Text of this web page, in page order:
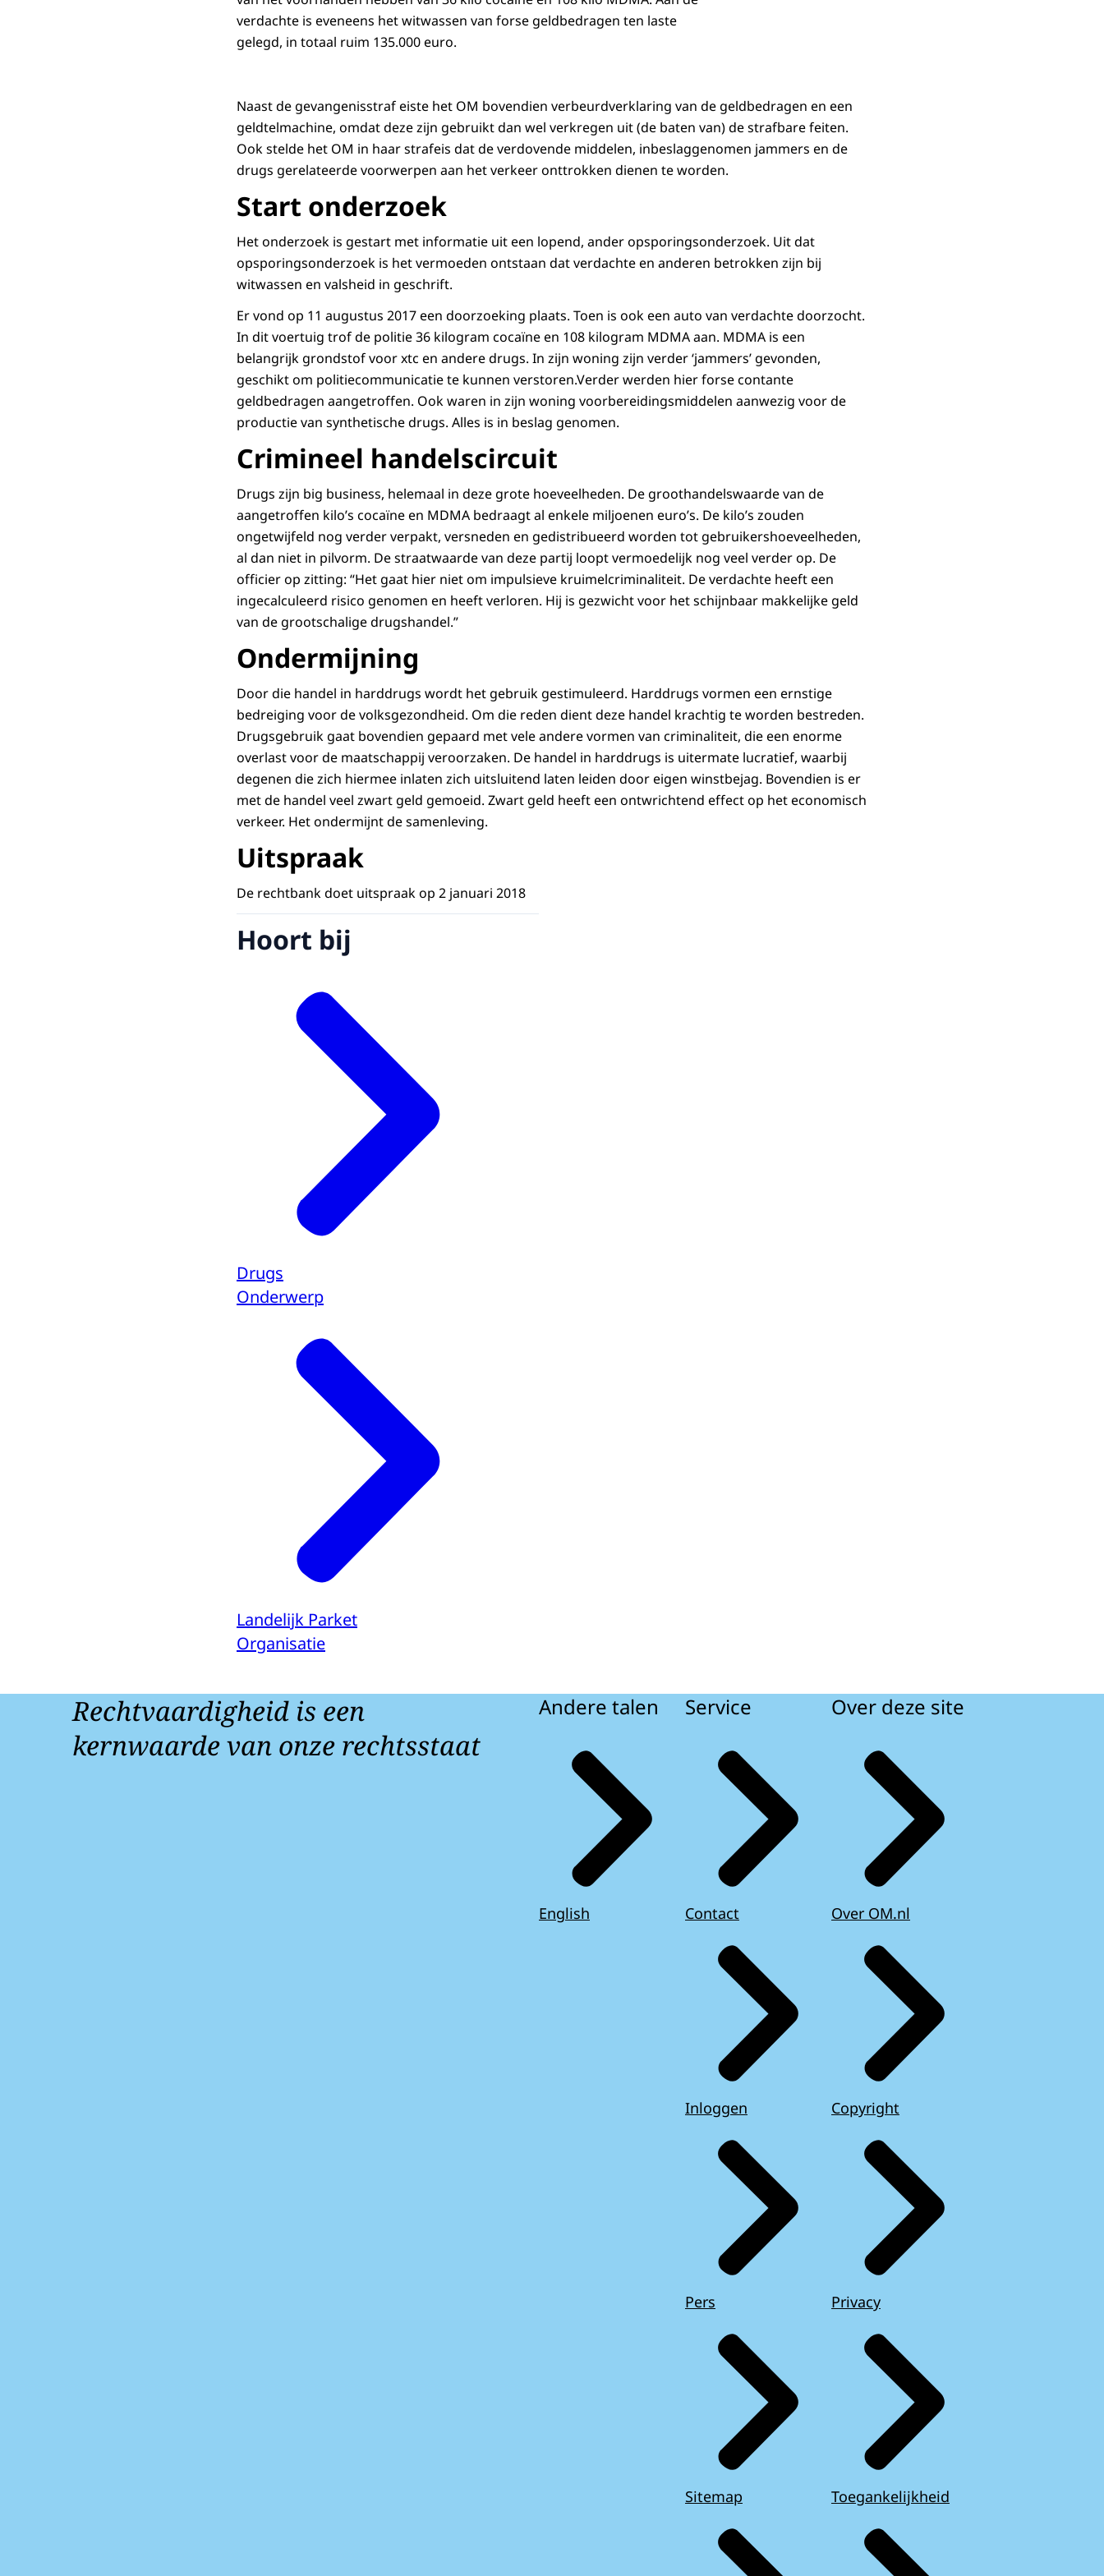
verdachte is eveneens het witwassen van forse geldbedragen ten laste
gelegd, in totaal ruim 135.000 euro.
Naast de gevangenisstraf eiste het OM bovendien verbeurdverklaring van de geldbedragen en een
geldtelmachine, omdat deze zijn gebruikt dan wel verkregen uit (de baten van) de strafbare feiten.
Ook stelde het OM in haar strafeis dat de verdovende middelen, inbeslaggenomen jammers en de
drugs gerelateerde voorwerpen aan het verkeer onttrokken dienen te worden.
Start onderzoek
Het onderzoek is gestart met informatie uit een lopend, ander opsporingsonderzoek. Uit dat
opsporingsonderzoek is het vermoeden ontstaan dat verdachte en anderen betrokken zijn bij
witwassen en valsheid in geschrift.
Er vond op 11 augustus 2017 een doorzoeking plaats. Toen is ook een auto van verdachte doorzocht.
In dit voertuig trof de politie 36 kilogram cocaïne en 108 kilogram MDMA aan. MDMA is een
belangrijk grondstof voor xtc en andere drugs. In zijn woning zijn verder ‘jammers’ gevonden,
geschikt om politiecommunicatie te kunnen verstoren.Verder werden hier forse contante
geldbedragen aangetroffen. Ook waren in zijn woning voorbereidingsmiddelen aanwezig voor de
productie van synthetische drugs. Alles is in beslag genomen.
Crimineel handelscircuit
Drugs zijn big business, helemaal in deze grote hoeveelheden. De groothandelswaarde van de
aangetroffen kilo’s cocaïne en MDMA bedraagt al enkele miljoenen euro’s. De kilo’s zouden
ongetwijfeld nog verder verpakt, versneden en gedistribueerd worden tot gebruikershoeveelheden,
al dan niet in pilvorm. De straatwaarde van deze partij loopt vermoedelijk nog veel verder op. De
officier op zitting: “Het gaat hier niet om impulsieve kruimelcriminaliteit. De verdachte heeft een
ingecalculeerd risico genomen en heeft verloren. Hij is gezwicht voor het schijnbaar makkelijke geld
van de grootschalige drugshandel.”
Ondermijning
Door die handel in harddrugs wordt het gebruik gestimuleerd. Harddrugs vormen een ernstige
bedreiging voor de volksgezondheid. Om die reden dient deze handel krachtig te worden bestreden.
Drugsgebruik gaat bovendien gepaard met vele andere vormen van criminaliteit, die een enorme
overlast voor de maatschappij veroorzaken. De handel in harddrugs is uitermate lucratief, waarbij
degenen die zich hiermee inlaten zich uitsluitend laten leiden door eigen winstbejag. Bovendien is er
met de handel veel zwart geld gemoeid. Zwart geld heeft een ontwrichtend effect op het economisch
verkeer. Het ondermijnt de samenleving.
Uitspraak
De rechtbank doet uitspraak op 2 januari 2018
Hoort bij
Drugs
Onderwerp
Landelijk Parket
Organisatie
Rechtvaardigheid is een
kernwaarde van onze rechtsstaat
Andere talen
English
Service
Contact
Inloggen
Pers
Sitemap
Over deze site
Over OM.nl
Copyright
Privacy
Toegankelijkheid